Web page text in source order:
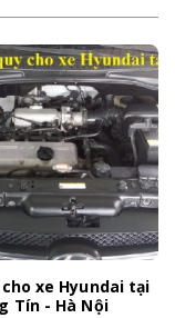
xe Hyundai tại
Tín - Hà Nội